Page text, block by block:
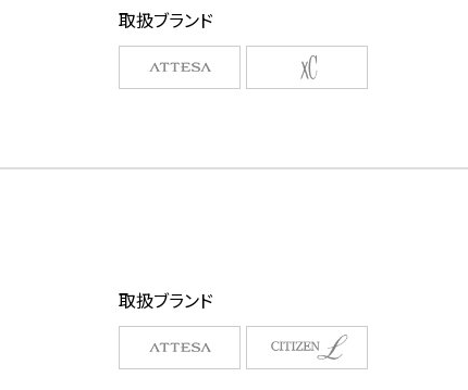
取扱ブランド
取扱ブランド